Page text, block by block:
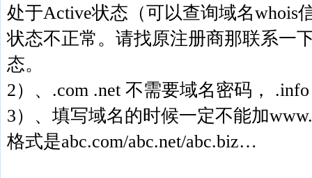
处于Active状态（可以查询域名whois
状态不正常。请找原注册商那联系一
态。
2）、.com .net 不需要域名密码，
3）、填写域名的时候一定不能加
格式是abc.com/abc.net/abc.biz…